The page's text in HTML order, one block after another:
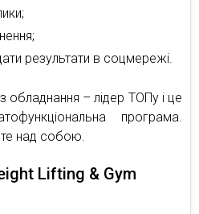
результати в соцмережі.
обладнання – лідер ТОПу і це
програма.
над собою.
Lifting & Gym